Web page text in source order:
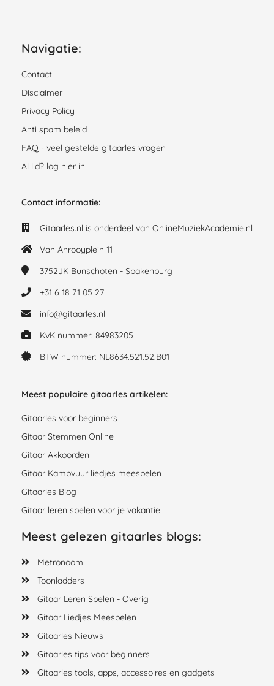
Navigatie:
Contact
Disclaimer
Privacy Policy
Anti spam beleid
FAQ - veel gestelde gitaarles vragen
Al lid? log hier in
Contact informatie:
Gitaarles.nl is onderdeel van OnlineMuziekAcademie.nl
Van Anrooyplein 11
3752JK Bunschoten - Spakenburg
+31 6 18 71 05 27
info@gitaarles.nl
KvK nummer: 84983205
BTW nummer: NL8634.521.52.B01
Meest populaire gitaarles artikelen:
Gitaarles voor beginners
Gitaar Stemmen Online
Gitaar Akkoorden
Gitaar Kampvuur liedjes meespelen
Gitaarles Blog
Gitaar leren spelen voor je vakantie
Meest gelezen gitaarles blogs:
Metronoom
Toonladders
Gitaar Leren Spelen - Overig
Gitaar Liedjes Meespelen
Gitaarles Nieuws
Gitaarles tips voor beginners
Gitaarles tools, apps, accessoires en gadgets